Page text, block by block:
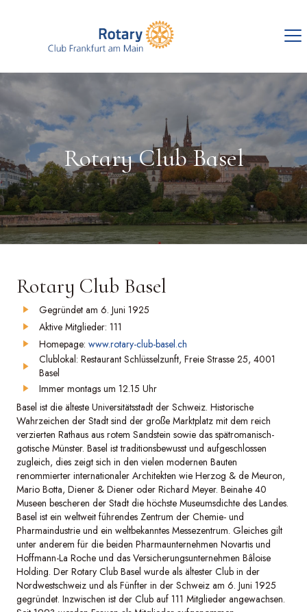
Rotary Club Basel
Rotary Club Basel
Gegründet am 6. Juni 1925
Aktive Mitglieder: 111
Homepage: www.rotary-club-basel.ch
Clublokal: Restaurant Schlüsselzunft, Freie Strasse 25, 4001
Basel
Immer montags um 12.15 Uhr
Basel ist die älteste Universitätsstadt der Schweiz. Historische
Wahrzeichen der Stadt sind der große Marktplatz mit dem reich
verzierten Rathaus aus rotem Sandstein sowie das spätromanisch-
gotische Münster. Basel ist traditionsbewusst und aufgeschlossen
zugleich, dies zeigt sich in den vielen modernen Bauten
renommierter internationaler Architekten wie Herzog & de Meuron,
Mario Botta, Diener & Diener oder Richard Meyer. Beinahe 40
Museen bescheren der Stadt die höchste Museumsdichte des Landes.
Basel ist ein weltweit führendes Zentrum der Chemie- und
Pharmaindustrie und ein weltbekanntes Messezentrum. Gleiches gilt
unter anderem für die beiden Pharmaunternehmen Novartis und
Hoffmann-La Roche und das Versicherungsunternehmen Bâloise
Holding. Der Rotary Club Basel wurde als ältester Club in der
Nordwestschweiz und als Fünfter in der Schweiz am 6. Juni 1925
gegründet. Inzwischen ist der Club auf 111 Mitglieder angewachsen.